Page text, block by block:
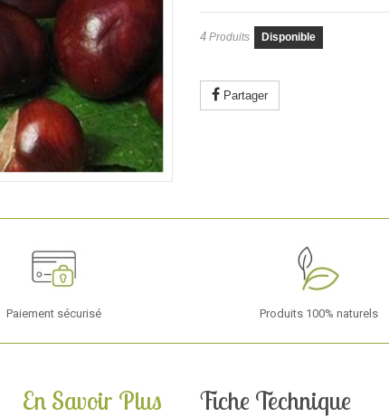
4 Produits Disponible
Partager
Paiement sécurisé Produits 100% naturels
En Savoir Plus Fiche Technique